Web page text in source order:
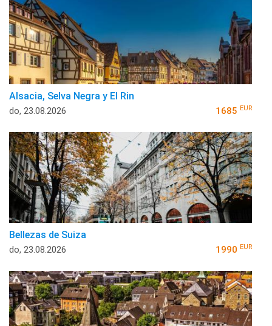
Alsacia, Selva Negra y El Rin
do, 23.08.2026 1685 EUR
Bellezas de Suiza
do, 23.08.2026 1990 EUR